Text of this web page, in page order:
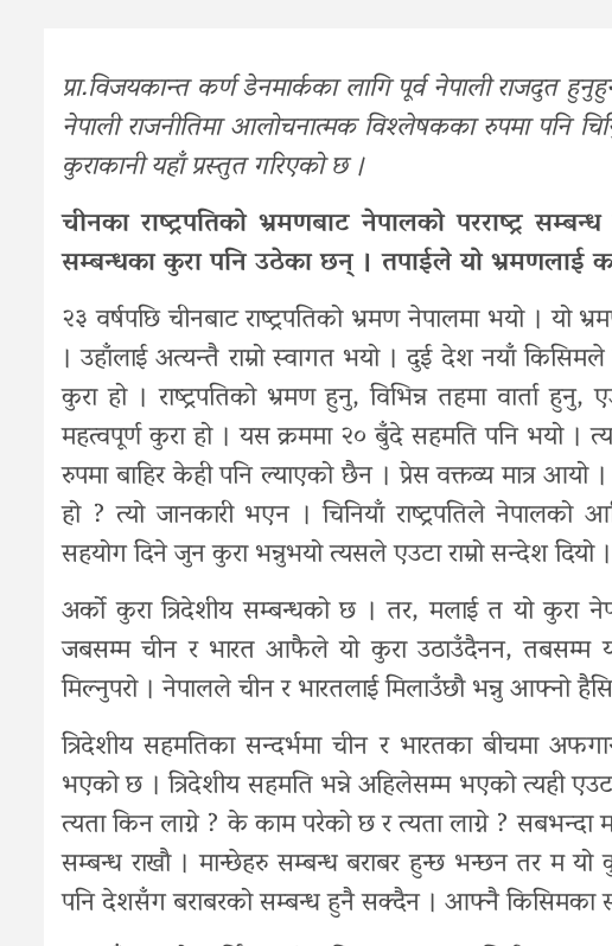
प्रा.विजयकान्त कर्ण डेनमार्कका लागि पूर्व नेपाली राजदुत
नेपाली राजनीतिमा आलोचनात्मक विश्लेषकका रुपमा
कुराकानी यहाँ प्रस्तुत गरिएको छ ।
चीनका राष्ट्रपतिको भ्रमणबाट नेपालको परराष्ट्र
सम्बन्धका कुरा पनि उठेका छन् । तपाईले यो भ्रमणलाई
२३ वर्षपछि चीनबाट राष्ट्रपतिको भ्रमण नेपालमा भयो ।
। उहाँलाई अत्यन्तै राम्रो स्वागत भयो । दुई देश नयाँ
कुरा हो । राष्ट्रपतिको भ्रमण हुनु, विभिन्न तहमा वार्ता
महत्वपूर्ण कुरा हो । यस क्रममा २० बुँदे सहमति पनि भयो
रुपमा बाहिर केही पनि ल्याएको छैन । प्रेस वक्तव्य मात्र
हो ? त्यो जानकारी भएन । चिनियाँ राष्ट्रपतिले नेपालको
सहयोग दिने जुन कुरा भन्नुभयो त्यसले एउटा राम्रो सन्देश दियो ।
अर्को कुरा त्रिदेशीय सम्बन्धको छ । तर, मलाई त यो कुरा
जबसम्म चीन र भारत आफैले यो कुरा उठाउँदैनन, तबसम्म
मिल्नुपरो । नेपालले चीन र भारतलाई मिलाउँछौ भन्नु आफ्नो
त्रिदेशीय सहमतिका सन्दर्भमा चीन र भारतका बीचमा
भएको छ । त्रिदेशीय सहमति भन्ने अहिलेसम्म भएको त्यही
त्यता किन लाग्ने ? के काम परेको छ र त्यता लाग्ने ?
सम्बन्ध राखौ । मान्छेहरु सम्बन्ध बराबर हुन्छ भन्छन तर म
पनि देशसँग बराबरको सम्बन्ध हुनै सक्दैन । आफ्नै किसिमका